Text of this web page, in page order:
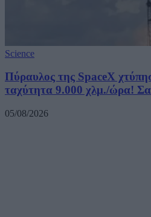
Science
Πύραυλος της SpaceX
ταχύτητα 9.000 χλμ./ώρα!
05/08/2026